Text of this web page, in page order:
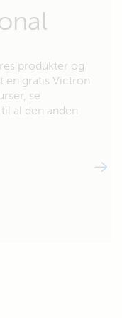
produkter og
en gratis Victron
se
al den anden